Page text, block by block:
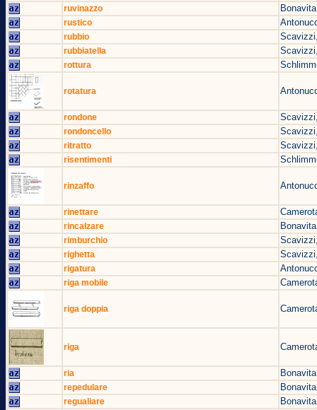
ruvinazzo
rustico
rubbio
rubbiatella
rottura
rotatura
rondone
rondoncello
ritratto
risentimenti
rinzaffo
rinettare
rincalzare
rimburchio
righetta
rigatura
riga mobile
riga doppia
riga
ria
repedulare
regualiare